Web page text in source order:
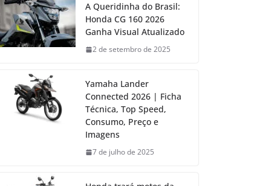
A Queridinha do Brasil:
Honda CG 160 2026
Ganha Visual Atualizado
2 de setembro de 2025
Yamaha Lander
Connected 2026 | Ficha
Técnica, Top Speed,
Consumo, Preço e
Imagens
7 de julho de 2025